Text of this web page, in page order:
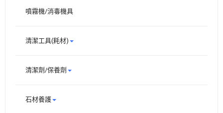
噴霧機/消毒機具
清潔工具(耗材)
清潔劑/保養劑
石材養護